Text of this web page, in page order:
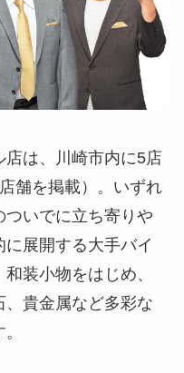
店は、川崎市内に5店
舗を掲載）。いずれ
いでに立ち寄りや
展開する大手バイ
装小物をはじめ、
貴金属など多彩な